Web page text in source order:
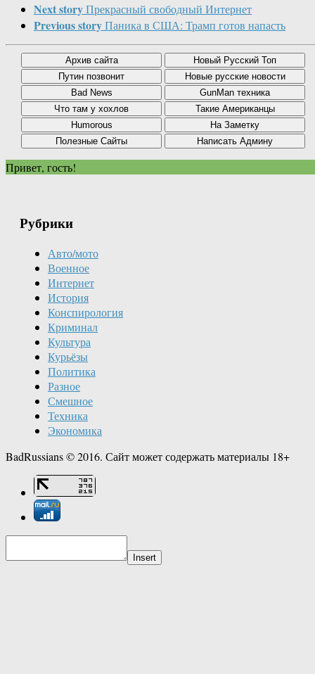
Next storyПрекрасный свободный Интернет
Previous storyПаника в США: Трамп готов напасть
Привет, гость!
Рубрики
Авто/мото
Военное
Интернет
История
Конспирология
Криминал
Культура
Курьёзы
Политика
Разное
Смешное
Техника
Экономика
BadRussians © 2016. Сайт может содержать материалы 18+
Insert